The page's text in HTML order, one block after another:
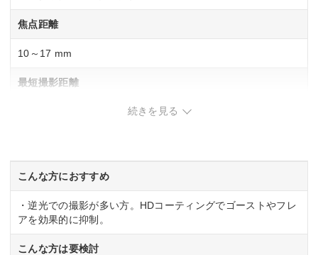
焦点距離
10～17 mm
最短撮影距離
0.39倍
続きを見る
こんな方におすすめ
・逆光での撮影が多い方。HDコーティングでゴーストやフレ
アを効果的に抑制。
こんな方は要検討